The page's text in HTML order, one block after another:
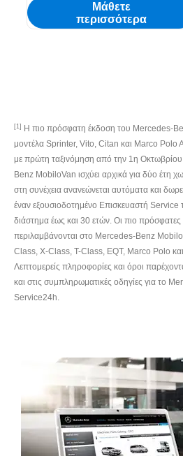
Μάθετε
περισσότερα
[1]
Η πιο πρόσφατη έκδοση του Mercedes-
μοντέλα Sprinter, Vito, Citan και Marco Polo
με πρώτη ταξινόμηση από την 1η
Benz MobiloVan ισχύει αρχικά για δύο έτη
στη συνέχεια ανανεώνεται αυτόματα και
έναν εξουσιοδοτημένο Επισκευαστή
διάστημα έως και 30 ετών. Οι πιο
περιλαμβάνονται στο Mercedes-Benz Mobilo
Class, X-Class, T-Class, EQT, Marco Polo
Λεπτομερείς πληροφορίες και όροι
και στις συμπληρωματικές οδηγίες για το
Service24h.